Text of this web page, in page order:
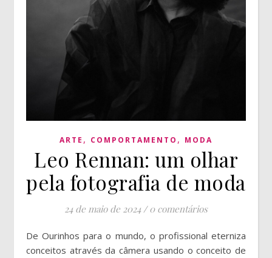
ARTE , COMPORTAMENTO , MODA
Leo Rennan: um olhar
pela fotografia de moda
24 de maio de 2024 / 0 comentários
De Ourinhos para o mundo, o profissional eterniza
conceitos através da câmera usando o conceito de